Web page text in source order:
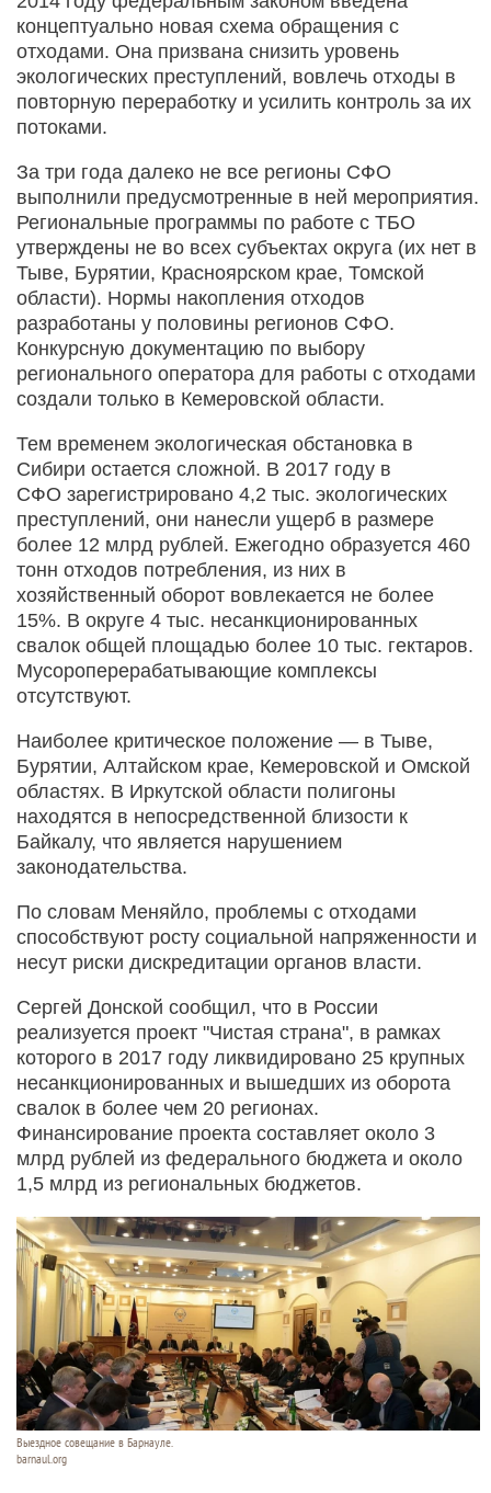
концептуально новая схема обращения с
отходами. Она призвана снизить уровень
экологических преступлений, вовлечь отходы в
повторную переработку и усилить контроль за их
потоками.
За три года далеко не все регионы СФО
выполнили предусмотренные в ней мероприятия.
Региональные программы по работе с ТБО
утверждены не во всех субъектах округа (их нет в
Тыве, Бурятии, Красноярском крае, Томской
области). Нормы накопления отходов
разработаны у половины регионов СФО.
Конкурсную документацию по выбору
регионального оператора для работы с отходами
создали только в Кемеровской области.
Тем временем экологическая обстановка в
Сибири остается сложной. В 2017 году в
СФО зарегистрировано 4,2 тыс. экологических
преступлений, они нанесли ущерб в размере
более 12 млрд рублей. Ежегодно образуется 460
тонн отходов потребления, из них в
хозяйственный оборот вовлекается не более
15%. В округе 4 тыс. несанкционированных
свалок общей площадью более 10 тыс. гектаров.
Мусороперерабатывающие комплексы
отсутствуют.
Наиболее критическое положение — в Тыве,
Бурятии, Алтайском крае, Кемеровской и Омской
областях. В Иркутской области полигоны
находятся в непосредственной близости к
Байкалу, что является нарушением
законодательства.
По словам Меняйло, проблемы с отходами
способствуют росту социальной напряженности и
несут риски дискредитации органов власти.
Сергей Донской сообщил, что в России
реализуется проект "Чистая страна", в рамках
которого в 2017 году ликвидировано 25 крупных
несанкционированных и вышедших из оборота
свалок в более чем 20 регионах.
Финансирование проекта составляет около 3
млрд рублей из федерального бюджета и около
1,5 млрд из региональных бюджетов.
Выездное совещание в Барнауле.
barnaul.org